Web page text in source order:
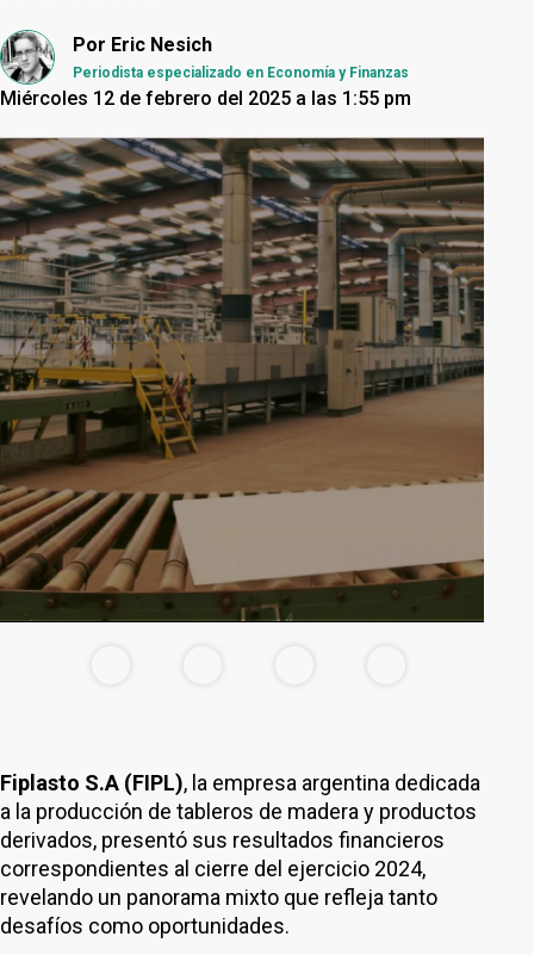
Por Eric Nesich
Periodista especializado en Economía y Finanzas
Miércoles 12 de febrero del 2025 a las 1:55 pm
Fiplasto S.A (FIPL), la empresa argentina dedicada
a la producción de tableros de madera y productos
derivados, presentó sus resultados financieros
correspondientes al cierre del ejercicio 2024,
revelando un panorama mixto que refleja tanto
desafíos como oportunidades.